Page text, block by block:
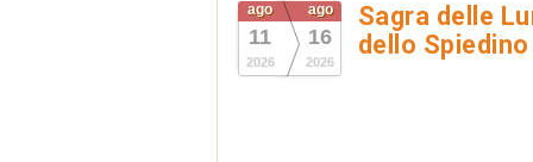
ago
11
2026
ago
16
2026
Sagra delle
dello Spiedino